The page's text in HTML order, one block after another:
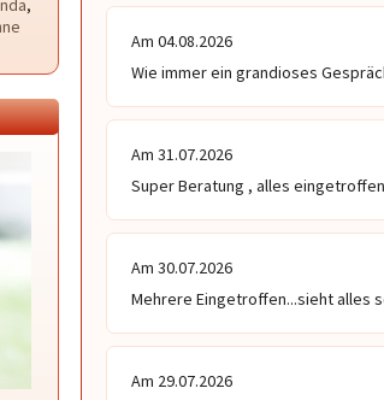
,
Am 04.08.2026
Wie immer ein grandioses
Am 31.07.2026
Super Beratung , alles eingetroffen
Am 30.07.2026
Mehrere Eingetroffen...sieht alles
Am 29.07.2026